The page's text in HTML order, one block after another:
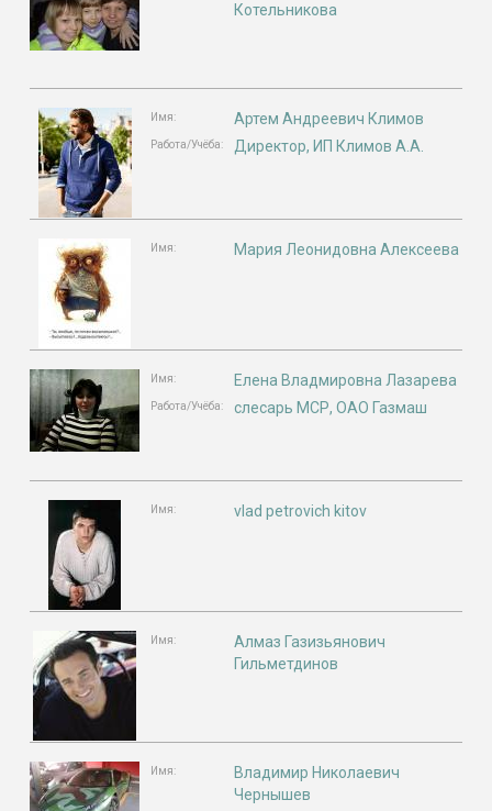
Котельникова
Имя: Артем Андреевич Климов
Работа/Учёба: Директор, ИП Климов А.А.
Имя: Мария Леонидовна Алексеева
Имя: Елена Владмировна Лазарева
Работа/Учёба: слесарь МСР, ОАО Газмаш
Имя: vlad petrovich kitov
Имя:
Алмаз Газизьянович
Гильметдинов
Имя:
Владимир Николаевич
Чернышев